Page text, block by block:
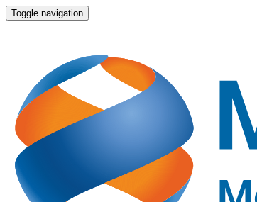
Toggle navigation